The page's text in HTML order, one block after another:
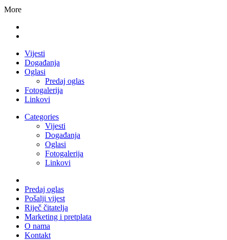
More
Vijesti
Događanja
Oglasi
Predaj oglas
Fotogalerija
Linkovi
Categories
Vijesti
Događanja
Oglasi
Fotogalerija
Linkovi
Predaj oglas
Pošalji vijest
Riječ čitatelja
Marketing i pretplata
O nama
Kontakt